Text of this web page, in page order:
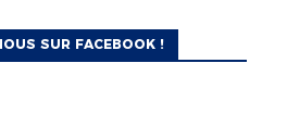
SUR FACEBOOK !